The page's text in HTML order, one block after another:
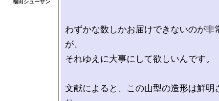
わずかな数しかお届けできないのが非
が、
それゆえに大事にして欲しいんです。
文献によると、この山型の造形は鮮明